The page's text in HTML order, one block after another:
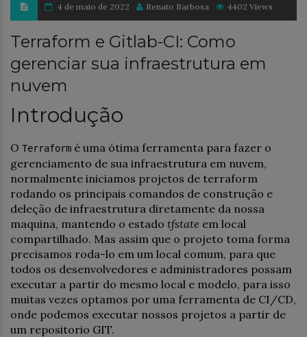
4 de maio de 2022 Renato Barbosa 4402 Views
Terraform e Gitlab-CI: Como
gerenciar sua infraestrutura em
nuvem
Introdução
O Terraform é uma ótima ferramenta para fazer o
gerenciamento de sua infraestrutura em nuvem,
normalmente iniciamos projetos de terraform
rodando os principais comandos de construção e
deleção de infraestrutura diretamente da nossa
maquina, mantendo o estado tfstate em local
compartilhado. Mas assim que o projeto toma forma
precisamos roda-lo em um local comum, para que
todos os desenvolvedores e administradores possam
executar a partir do mesmo local e modelo, para isso
muitas vezes optamos por uma ferramenta de CI/CD,
onde podemos executar nossos projetos a partir de
um repositorio GIT.